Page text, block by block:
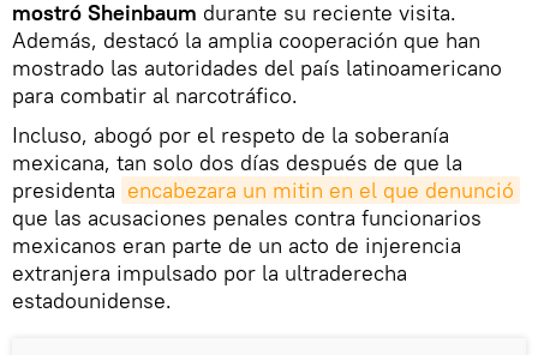
mostró Sheinbaum durante su reciente visita.
Además, destacó la amplia cooperación que han
mostrado las autoridades del país latinoamericano
para combatir al narcotráfico.
Incluso, abogó por el respeto de la soberanía
mexicana, tan solo dos días después de que la
presidenta encabezara un mitin en el que denunció
que las acusaciones penales contra funcionarios
mexicanos eran parte de un acto de injerencia
extranjera impulsado por la ultraderecha
estadounidense.